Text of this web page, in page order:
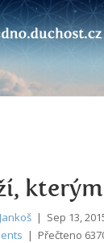
| Sep 13,
| Přečteno